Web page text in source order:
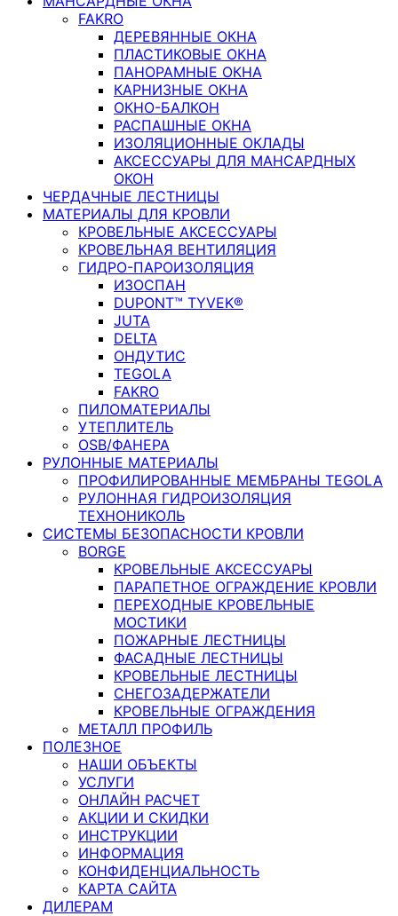
FAKRO
ДЕРЕВЯННЫЕ ОКНА
ПЛАСТИКОВЫЕ ОКНА
ПАНОРАМНЫЕ ОКНА
КАРНИЗНЫЕ ОКНА
ОКНО-БАЛКОН
РАСПАШНЫЕ ОКНА
ИЗОЛЯЦИОННЫЕ ОКЛАДЫ
АКСЕССУАРЫ ДЛЯ МАНСАРДНЫХ
ОКОН
ЧЕРДАЧНЫЕ ЛЕСТНИЦЫ
МАТЕРИАЛЫ ДЛЯ КРОВЛИ
КРОВЕЛЬНЫЕ АКСЕССУАРЫ
КРОВЕЛЬНАЯ ВЕНТИЛЯЦИЯ
ГИДРО-ПАРОИЗОЛЯЦИЯ
ИЗОСПАН
DUPONT™ TYVEK®
JUTA
DELTA
ОНДУТИС
TEGOLA
FAKRO
ПИЛОМАТЕРИАЛЫ
УТЕПЛИТЕЛЬ
OSB/ФАНЕРА
РУЛОННЫЕ МАТЕРИАЛЫ
ПРОФИЛИРОВАННЫЕ МЕМБРАНЫ TEGOLA
РУЛОННАЯ ГИДРОИЗОЛЯЦИЯ
ТЕХНОНИКОЛЬ
СИСТЕМЫ БЕЗОПАСНОСТИ КРОВЛИ
BORGE
КРОВЕЛЬНЫЕ АКСЕССУАРЫ
ПАРАПЕТНОЕ ОГРАЖДЕНИЕ КРОВЛИ
ПЕРЕХОДНЫЕ КРОВЕЛЬНЫЕ
МОСТИКИ
ПОЖАРНЫЕ ЛЕСТНИЦЫ
ФАСАДНЫЕ ЛЕСТНИЦЫ
КРОВЕЛЬНЫЕ ЛЕСТНИЦЫ
СНЕГОЗАДЕРЖАТЕЛИ
КРОВЕЛЬНЫЕ ОГРАЖДЕНИЯ
МЕТАЛЛ ПРОФИЛЬ
ПОЛЕЗНОЕ
НАШИ ОБЪЕКТЫ
УСЛУГИ
ОНЛАЙН РАСЧЕТ
АКЦИИ И СКИДКИ
ИНСТРУКЦИИ
ИНФОРМАЦИЯ
КОНФИДЕНЦИАЛЬНОСТЬ
КАРТА САЙТА
ДИЛЕРАМ